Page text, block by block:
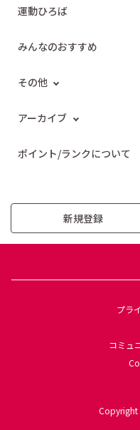
運動ひろば
みんなのおすすめ
その他
アーカイブ
ポイント/ランクについて
新規登録
プラ
コミュ
Copyright